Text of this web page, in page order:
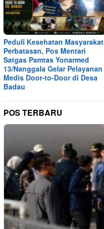
Peduli Kesehatan Masyarakat
Perbatasan, Pos Mentari
Satgas Pamtas Yonarmed
13/Nanggala Gelar Pelayanan
Medis Door-to-Door di Desa
Badau
POS TERBARU